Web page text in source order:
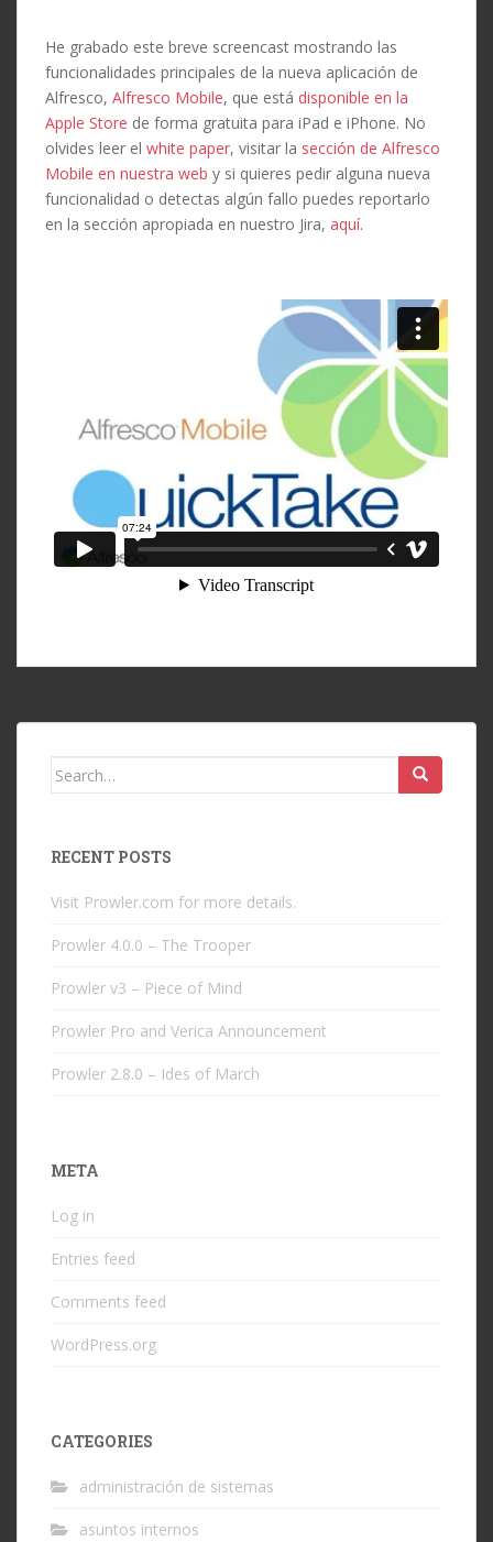
He grabado este breve screencast mostrando las
funcionalidades principales de la nueva aplicación de
Alfresco, Alfresco Mobile, que está disponible en la
Apple Store de forma gratuita para iPad e iPhone. No
olvides leer el white paper, visitar la sección de Alfresco
Mobile en nuestra web y si quieres pedir alguna nueva
funcionalidad o detectas algún fallo puedes reportarlo
en la sección apropiada en nuestro Jira, aquí.
Search
RECENT POSTS
Visit Prowler.com for more details.
Prowler 4.0.0 – The Trooper
Prowler v3 – Piece of Mind
Prowler Pro and Verica Announcement
Prowler 2.8.0 – Ides of March
META
Log in
Entries feed
Comments feed
WordPress.org
CATEGORIES
administración de sistemas
asuntos internos